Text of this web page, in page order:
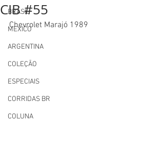
BRASIL
MEXICO
ARGENTINA
COLEÇÃO
ESPECIAIS
CORRIDAS BR
COLUNA
CIB #55
Chevrolet Marajó 1989